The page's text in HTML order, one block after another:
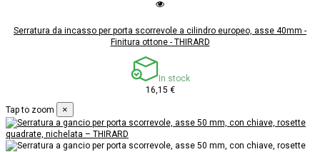
Serratura da incasso per porta scorrevole a cilindro europeo, asse 40mm -
Finitura ottone - THIRARD
In stock
16,15 €
Tap to zoom
×